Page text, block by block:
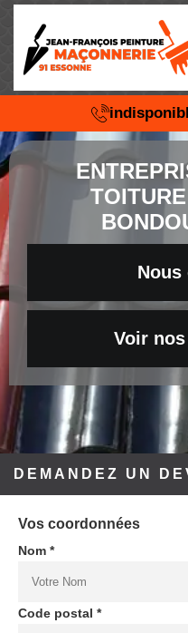
Nous
Voir
DEMANDEZ UN
Vos coordonnées
Nom *
Code postal *